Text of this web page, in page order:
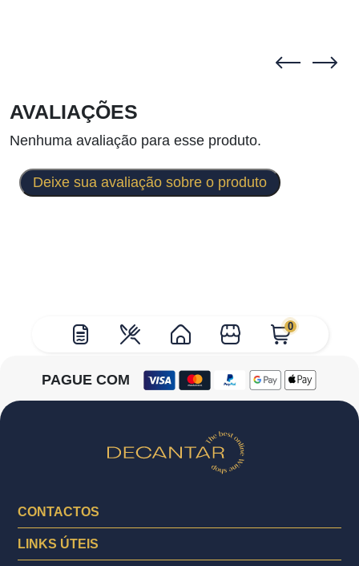
0
AVALIAÇÕES
Nenhuma avaliação para esse produto.
Deixe sua avaliação sobre o produto
PAGUE COM
CONTACTOS
LINKS ÚTEIS